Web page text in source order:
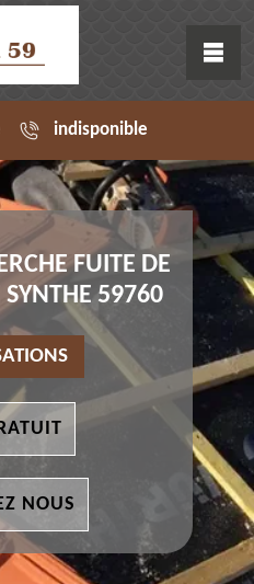
indisponible
FUITE DE
59760
NOUS